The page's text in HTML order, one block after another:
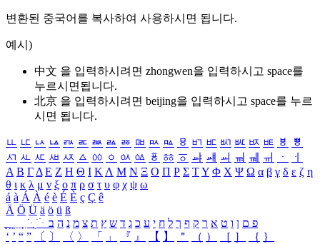
변환된 중국어를 복사하여 사용하시면 됩니다.
예시)
中文 을 입력하시려면 zhongwen을 입력하시고 space를
누르시면됩니다.
北京 을 입력하시려면 beijing을 입력하시고 space를 누르
시면 됩니다.
ㅥ ㅦ ㅧ ㅨ ㅩ ㅪ ㅫ ㅬ ㅭ ㅮ ㅯ ㅰ ㅱ ㅲ ㅳ ㅴ ㅵ ㅶ ㅷ ㅸ
ㅹ
ㅺ ㅻ ㅼ ㅽ ㅾ ㅿ ㆀ ㆁ ㆂ ㆃ ㆄ ㆅ ㆆ ㆇ ㆈ ㆉ ㆊ ㆋ ㆌ ㆍ
ㆎ
Α Β ΓΔ Ε Ζ Η Θ Ι ΚΛ Μ Ν Ξ Ο Π Ρ Σ ΤΥ Φ Χ Ψ Ω α β γ δ ε ζ η
θ ι κ λ μ ν ξ ο π ρ σ τ υ φ χ ψ ω
á à Á À é è É È ç Ç ê
Ä Ö Ü ä ö ü ß
ִֶֹ ֻּ ׁׂ פ ם ן ו ט א ר ק ף ך ל ח י ע כ ג ד ש ץ ת צ מ נ ה ב
‘ ’ “ ” 〔 〕 〈 〉 「 」 『 』 【 】 ＂ （ ） ［ ］ ｛ ｝